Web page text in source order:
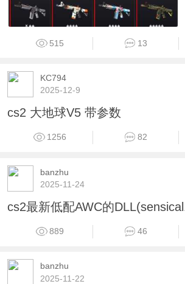
515 13
KC794
2025-12-9
cs2 大地球V5 带参数
1256 82
banzhu
2025-11-24
cs2最新低配AWC的
889 46
banzhu
2025-11-22